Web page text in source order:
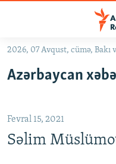
Əsas
qayıt
qayıt
Axtarışa
2026, 07 Avqust, cümə, Bakı
Azərbaycan
Fevral 15, 2021
Səlim